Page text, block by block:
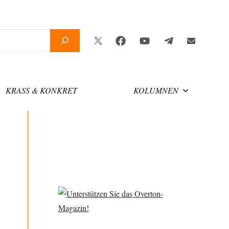
TwitterFacebookYouTubeTelegramNewsletter
KRASS & KONKRET KOLUMNEN